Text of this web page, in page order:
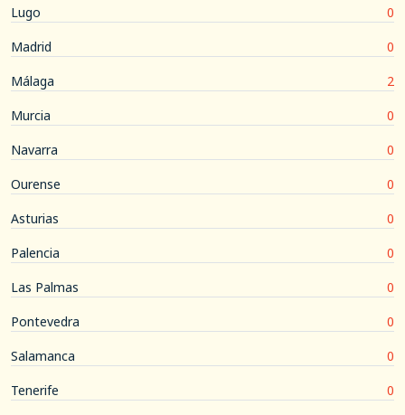
Lugo
0
Madrid
0
Málaga
2
Murcia
0
Navarra
0
Ourense
0
Asturias
0
Palencia
0
Las Palmas
0
Pontevedra
0
Salamanca
0
Tenerife
0